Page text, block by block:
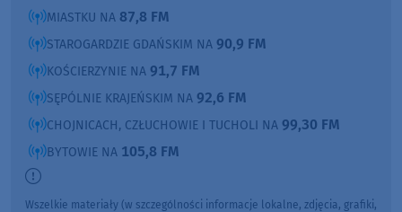
MIASTKU NA 87,8 FM
STAROGARDZIE GDAŃSKIM NA 90,9 FM
KOŚCIERZYNIE NA 91,7 FM
SĘPÓLNIE KRAJEŃSKIM NA 92,6 FM
CHOJNICACH, CZŁUCHOWIE I TUCHOLI NA 99,30 FM
BYTOWIE NA 105,8 FM
Wszelkie materiały (w szczególności informacje lokalne, zdjęcia, grafiki,